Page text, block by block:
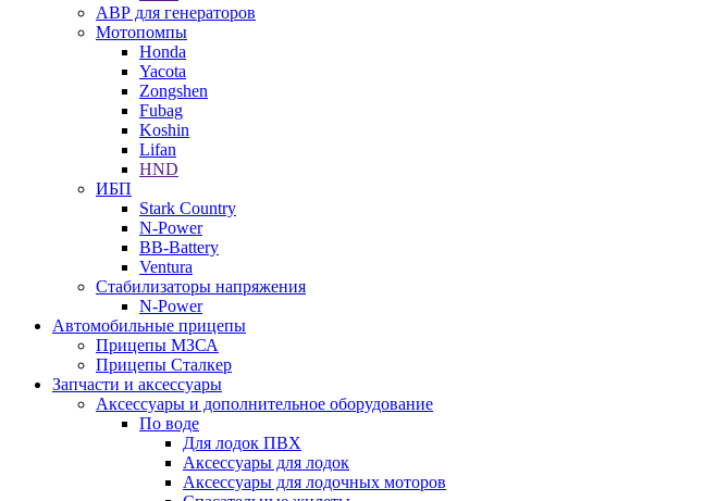
АВР для генераторов
Мотопомпы
Honda
Yacota
Zongshen
Fubag
Koshin
Lifan
HND
ИБП
Stark Country
N-Power
BB-Battery
Ventura
Стабилизаторы напряжения
N-Power
Автомобильные прицепы
Прицепы МЗСА
Прицепы Сталкер
Запчасти и аксессуары
Аксессуары и дополнительное оборудование
По воде
Для лодок ПВХ
Аксессуары для лодок
Аксессуары для лодочных моторов